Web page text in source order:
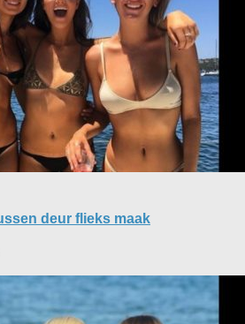
deur flieks maak